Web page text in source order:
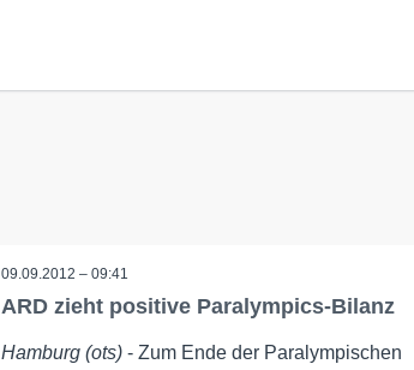
09.09.2012 – 09:41
ARD zieht positive Paralympics-Bilanz
Hamburg (ots)- Zum Ende der Paralympischen